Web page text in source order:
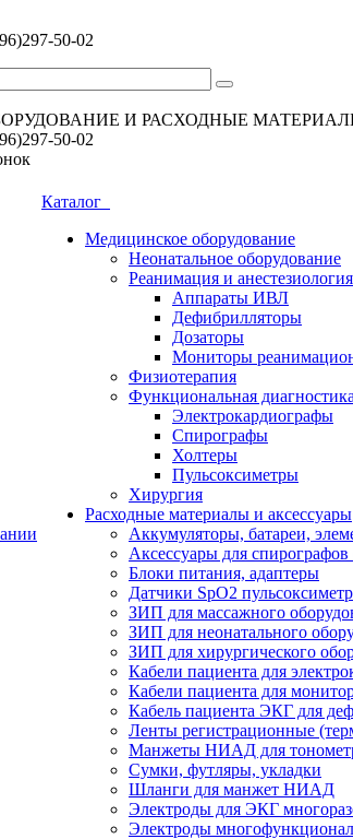
50-02
И РАСХОДНЫЕ
50-02
Каталог
Медицинское оборудование
Неонатальное оборудование
Реанимация и анестезиология
Аппараты ИВЛ
Дефибрилляторы
Дозаторы
Мониторы
Физиотерапия
Функциональная диагностика
Электрокардиографы
Спирографы
Холтеры
Пульсоксиметры
Хирургия
Расходные материалы и аксессуары
Аккумуляторы, батареи,
Аксессуары для
Блоки питания, адаптеры
Датчики SpO2
ЗИП для массажного
ЗИП для неонатального
ЗИП для хирургического
Кабели пациента для
Кабели пациента для
Кабель пациента ЭКГ для
Ленты регистрационные
Манжеты НИАД для
Сумки, футляры, укладки
Шланги для манжет НИАД
Электроды для ЭКГ
Электроды